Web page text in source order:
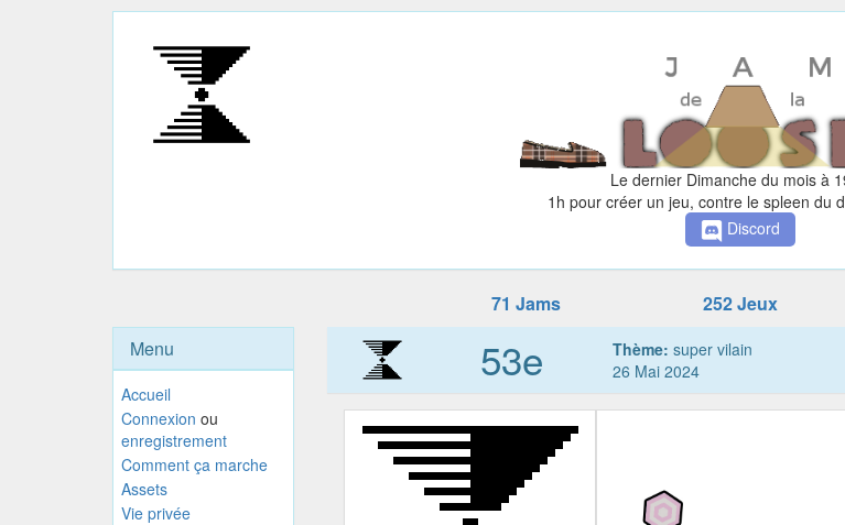
Le dernier Dimanche du mois à
1h pour créer un jeu, contre le spleen du
Discord
71 Jams 252 Jeux
Menu
Accueil
Connexion ou
enregistrement
Comment ça marche
Assets
Vie privée
53e Thème: super vilain
26 Mai 2024